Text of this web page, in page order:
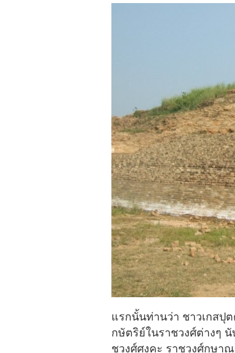
แรกนั้นท่านว่า ชาวเกสปุ
กษัตริย์ในราชวงศ์ต่างๆ
ชวงศ์ศุงคะ ราชวงศ์กุษา